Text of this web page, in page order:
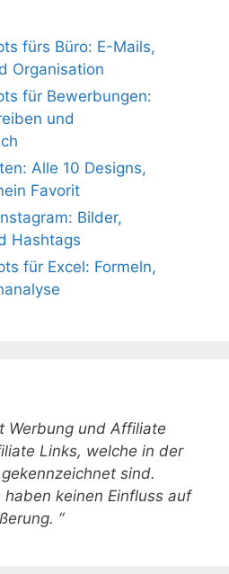
fürs Büro: E-Mails,
Organisation
für Bewerbungen:
und
Alle 10 Designs,
Favorit
Bilder,
Hashtags
für Excel: Formeln,
Werbung und Affiliate
Links, welche in der
sind.
haben keinen Einfluss auf
“